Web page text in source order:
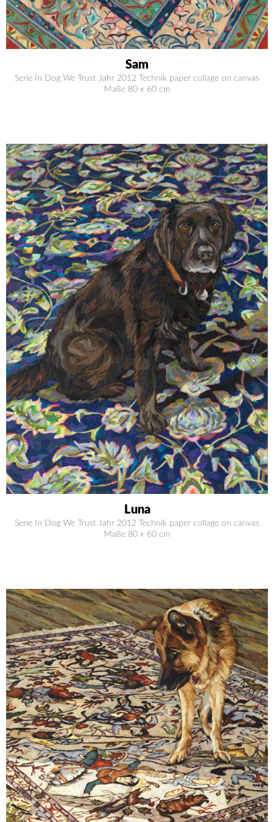
Sam
Serie In Dog We Trust Jahr 2012 Technik paper collage on canvas
Maße 80 x 60 cm
Luna
Serie In Dog We Trust Jahr 2012 Technik paper collage on canvas
Maße 80 x 60 cm